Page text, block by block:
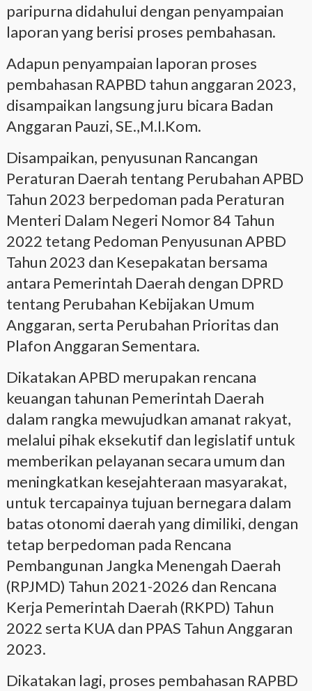
paripurna didahului dengan penyampaian
laporan yang berisi proses pembahasan.
Adapun penyampaian laporan proses
pembahasan RAPBD tahun anggaran 2023,
disampaikan langsung juru bicara Badan
Anggaran Pauzi, SE.,M.I.Kom.
Disampaikan, penyusunan Rancangan
Peraturan Daerah tentang Perubahan APBD
Tahun 2023 berpedoman pada Peraturan
Menteri Dalam Negeri Nomor 84 Tahun
2022 tetang Pedoman Penyusunan APBD
Tahun 2023 dan Kesepakatan bersama
antara Pemerintah Daerah dengan DPRD
tentang Perubahan Kebijakan Umum
Anggaran, serta Perubahan Prioritas dan
Plafon Anggaran Sementara.
Dikatakan APBD merupakan rencana
keuangan tahunan Pemerintah Daerah
dalam rangka mewujudkan amanat rakyat,
melalui pihak eksekutif dan legislatif untuk
memberikan pelayanan secara umum dan
meningkatkan kesejahteraan masyarakat,
untuk tercapainya tujuan bernegara dalam
batas otonomi daerah yang dimiliki, dengan
tetap berpedoman pada Rencana
Pembangunan Jangka Menengah Daerah
(RPJMD) Tahun 2021-2026 dan Rencana
Kerja Pemerintah Daerah (RKPD) Tahun
2022 serta KUA dan PPAS Tahun Anggaran
2023.
Dikatakan lagi, proses pembahasan RAPBD